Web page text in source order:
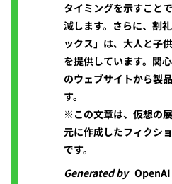
タイミングを示すこと
減します。さらに、割
ックス」は、大人と子
を提供しています。関
のウェブサイトから製
す。
※この文章は、仮想の
元に作成したフィクシ
です。
Generated by OpenAI